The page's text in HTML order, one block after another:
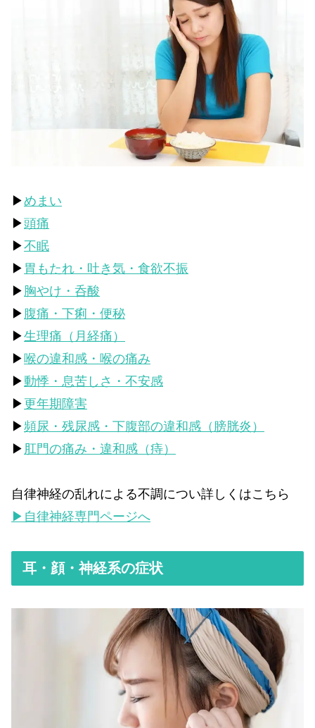
▶めまい
▶頭痛
▶不眠
▶ 胃もたれ・吐き気・食欲不振
▶ 胸やけ・呑酸
▶ 腹痛・下痢・便秘
▶生理痛（月経痛）
▶喉の違和感・喉の痛み
▶動悸・息苦しさ・不安感
▶ 更年期障害
▶頻尿・残尿感・下腹部の違和感（膀胱炎）
▶ 肛門の痛み・違和感（痔）
自律神経の乱れによる不調につい詳しくはこちら
▶自律神経専門ページへ
耳・顔・神経系の症状